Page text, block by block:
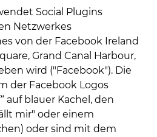
Social Plugins
Netzwerkes
von der Facebook Ireland
Grand Canal Harbour,
wird ("Facebook"). Die
der Facebook Logos
auf blauer Kachel, den
mir" oder einem
oder sind mit dem